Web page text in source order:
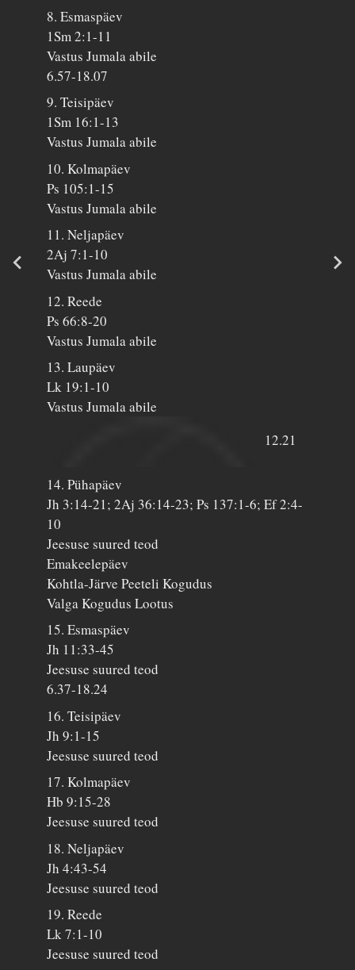
8. Esmaspäev
1Sm 2:1-11
Vastus Jumala abile
6.57-18.07
9. Teisipäev
1Sm 16:1-13
Vastus Jumala abile
10. Kolmapäev
Ps 105:1-15
Vastus Jumala abile
11. Neljapäev
2Aj 7:1-10
Vastus Jumala abile
12. Reede
Ps 66:8-20
Vastus Jumala abile
13. Laupäev
Lk 19:1-10
Vastus Jumala abile
12.21
14. Pühapäev
Jh 3:14-21; 2Aj 36:14-23; Ps 137:1-6; Ef 2:4-
10
Jeesuse suured teod
Emakeelepäev
Kohtla-Järve Peeteli Kogudus
Valga Kogudus Lootus
15. Esmaspäev
Jh 11:33-45
Jeesuse suured teod
6.37-18.24
16. Teisipäev
Jh 9:1-15
Jeesuse suured teod
17. Kolmapäev
Hb 9:15-28
Jeesuse suured teod
18. Neljapäev
Jh 4:43-54
Jeesuse suured teod
19. Reede
Lk 7:1-10
Jeesuse suured teod